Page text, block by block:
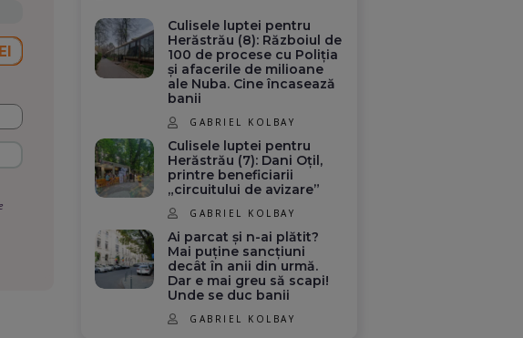
Culisele luptei pentru
Herăstrău (8): Războiul de
100 de procese cu Poliția
și afacerile de milioane
ale Nuba. Cine încasează
banii
GABRIEL KOLBAY
Culisele luptei pentru
Herăstrău (7): Dani Oțil,
printre beneficiarii
„circuitului de avizare”
GABRIEL KOLBAY
Ai parcat și n-ai plătit?
Mai puține sancțiuni
decât în anii din urmă.
Dar e mai greu să scapi!
Unde se duc banii
GABRIEL KOLBAY